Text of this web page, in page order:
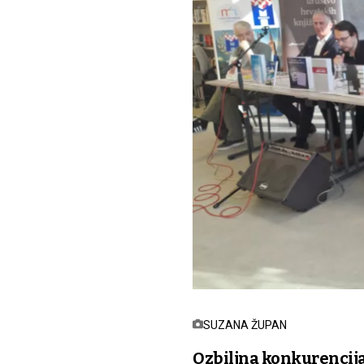
SUZANA ŽUPAN
Ozbiljna